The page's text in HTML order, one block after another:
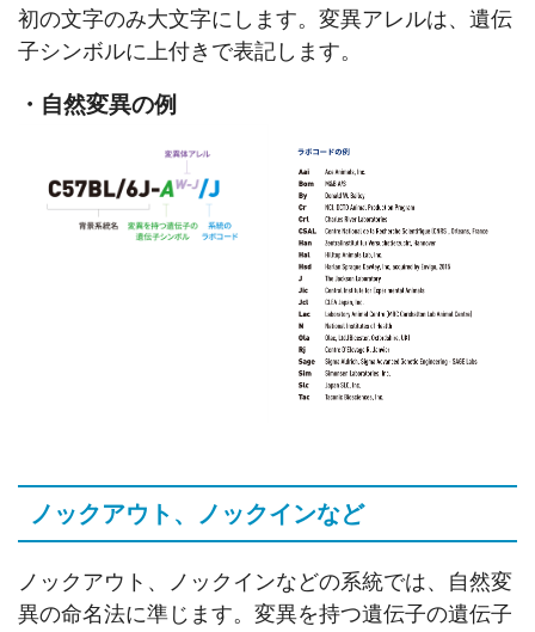
初の文字のみ大文字にします。変異アレルは、遺伝
子シンボルに上付きで表記します。
・自然変異の例
ノックアウト、ノックインなど
ノックアウト、ノックインなどの系統では、自然変
異の命名法に準じます。変異を持つ遺伝子の遺伝子